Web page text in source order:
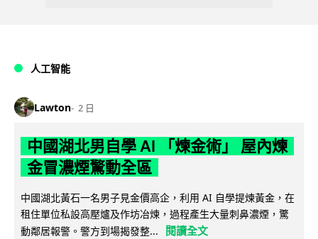
人工智能
Lawton 2 日
中國湖北男自學 AI 「煉金術」 屋內煉
金冒濃煙驚動全區
中國湖北黃石一名男子見金價高企，利用 AI 自學提煉黃金，在
租住單位私設高壓爐及作坊冶煉，過程產生大量刺鼻濃煙，驚
動鄰居報警。警方到場揭發整...
閱讀全文